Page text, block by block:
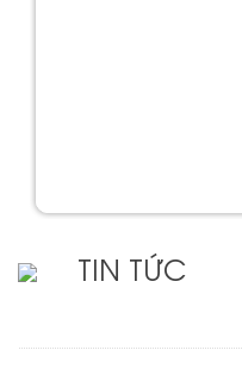
TIN TỨC